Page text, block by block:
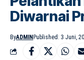
Diwarnai
ByADMIN Published: 3 Juni,